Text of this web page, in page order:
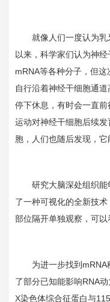
就像人们一度认为
以来，科学家们认为神
mRNA等各种分子，但这
自行沿着神经干细胞通
停下休息，有时会一直
运动对神经干细胞后续
胞，人们也随后发现，
研究大脑深处组织
了一种可视化的全新技
部位隔开单独观察，可以
为进一步找到 mRNA
了部分已知能影响RNA动
X染色体综合征蛋白与115